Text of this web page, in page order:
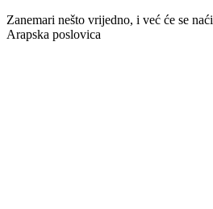
Zanemari nešto vrijedno, i već će se
Arapska poslovica